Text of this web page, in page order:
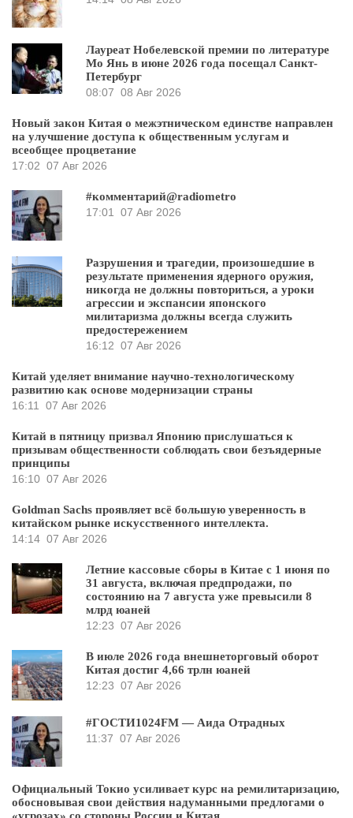
Лауреат Нобелевской премии по литературе
Мо Янь в июне 2026 года посещал Санкт-
Петербург
08:07 08 Авг 2026
Новый закон Китая о межэтническом единстве направлен
на улучшение доступа к общественным услугам и
всеобщее процветание
17:02 07 Авг 2026
#комментарий@radiometro
17:01
07 Авг 2026
Разрушения и трагедии, произошедшие в
результате применения ядерного оружия,
никогда не должны повториться, а уроки
агрессии и экспансии японского
милитаризма должны всегда служить
предостережением
16:12 07 Авг 2026
Китай уделяет внимание научно-технологическому
развитию как основе модернизации страны
16:11
07 Авг 2026
Китай в пятницу призвал Японию прислушаться к
призывам общественности соблюдать свои безъядерные
принципы
16:10 07 Авг 2026
Goldman Sachs проявляет всё большую уверенность в
китайском рынке искусственного интеллекта.
14:14 07 Авг 2026
Летние кассовые сборы в Китае с 1 июня по
31 августа, включая предпродажи, по
состоянию на 7 августа уже превысили 8
млрд юаней
12:23 07 Авг 2026
В июле 2026 года внешнеторговый оборот
Китая достиг 4,66 трлн юаней
12:23 07 Авг 2026
#ГОСТИ1024FM — Аида Отрадных
11:37 07 Авг 2026
Официальный Токио усиливает курс на ремилитаризацию,
обосновывая свои действия надуманными предлогами о
«угрозах» со стороны России и Китая